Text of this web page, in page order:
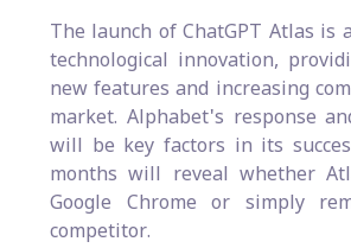
The launch of ChatGPT Atlas is
technological innovation,
new features and increasing
market. Alphabet's response
will be key factors in its
months will reveal whether
Google Chrome or simply
competitor.